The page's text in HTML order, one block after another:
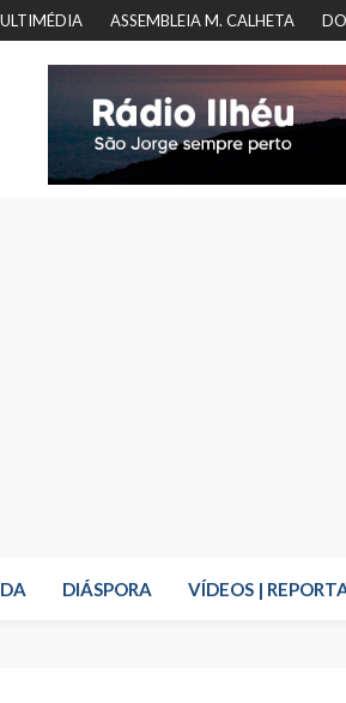
ASSEMBLEIA M. CALHETA
DIÁSPORA VÍDEOS |